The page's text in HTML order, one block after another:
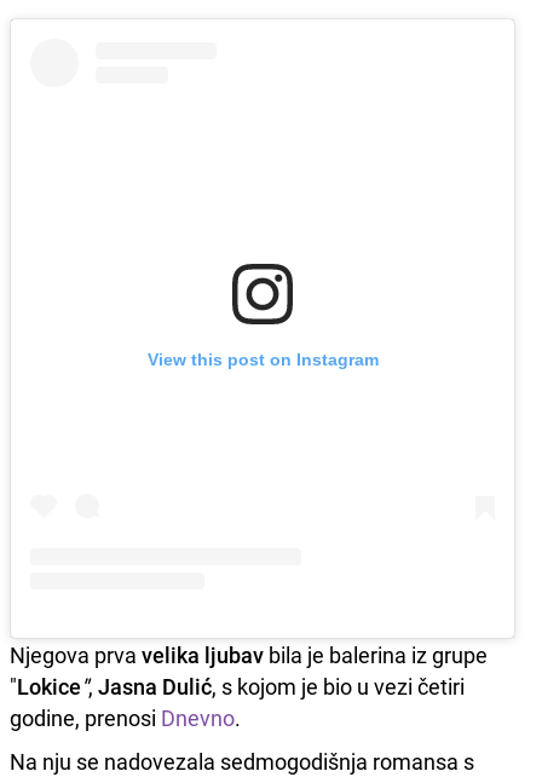
View this post on Instagram
Njegova prva velika ljubav bila je balerina iz grupe
"Lokice", Jasna Dulić, s kojom je bio u vezi četiri
godine, prenosi Dnevno.
Na nju se nadovezala sedmogodišnja romansa s